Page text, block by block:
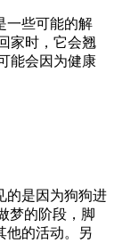
一些可能的解
家时，它会翘
能会因为健康
的是因为狗狗进
梦的阶段，脚
他的活动。另